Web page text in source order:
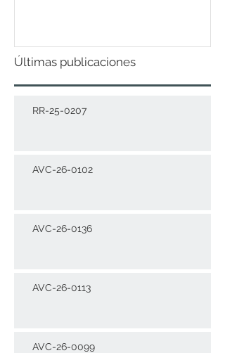
Últimas publicaciones
RR-25-0207
AVC-26-0102
AVC-26-0136
AVC-26-0113
AVC-26-0099